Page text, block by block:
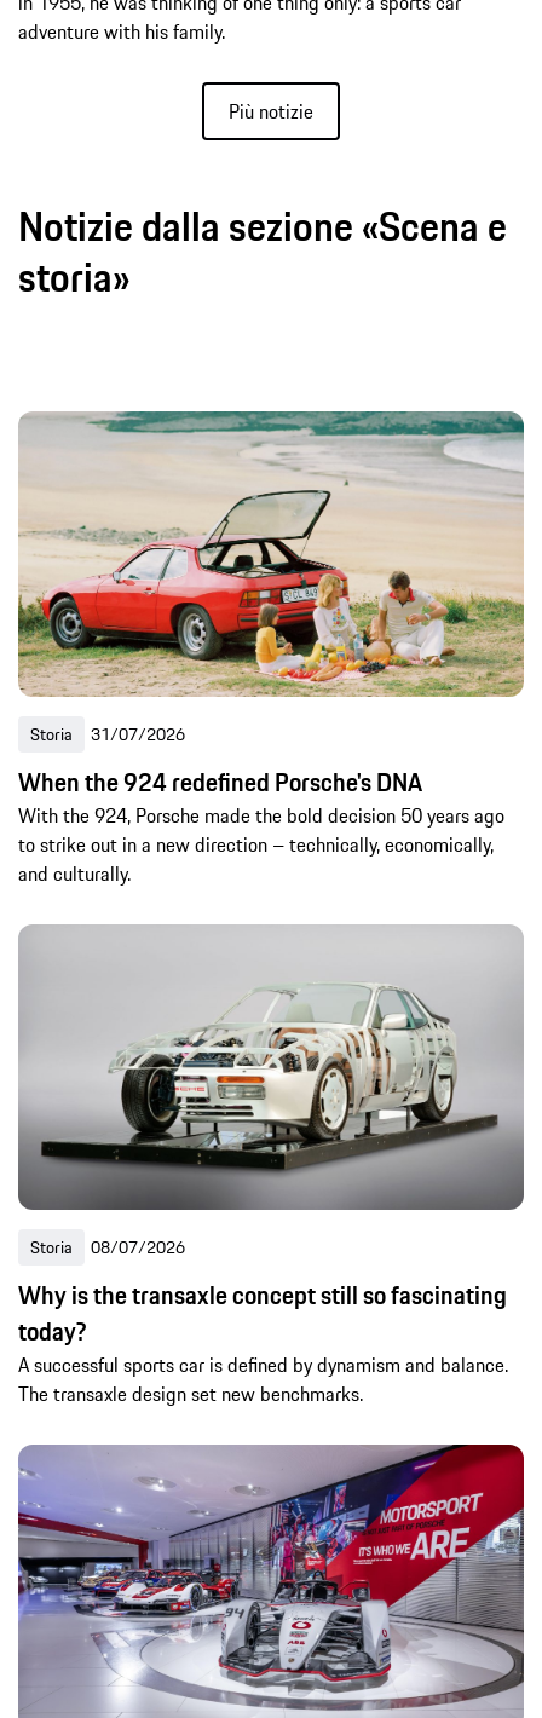
adventure with his family.
Più notizie
Notizie dalla sezione «Scena e
storia»
Storia 31/07/2026
When the 924 redefined Porsche's DNA
With the 924, Porsche made the bold decision 50 years ago
to strike out in a new direction – technically, economically,
and culturally.
Storia 08/07/2026
Why is the transaxle concept still so fascinating
today?
A successful sports car is defined by dynamism and balance.
The transaxle design set new benchmarks.